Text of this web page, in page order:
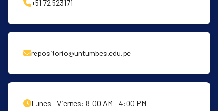
+51 72 523171
repositorio@untumbes.edu.pe
Lunes - Viernes: 8:00 AM - 4:00 PM